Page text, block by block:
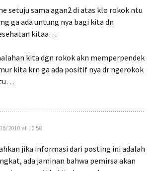
setuju sama agan2 di atas klo rokok ntu
ga ada untung nya bagi kita dn
kitaa…
kita dgn rokok akn memperpendek
kita krn ga ada positif nya dr ngerokok
2010 at 10:58
jika informasi dari posting ini adalah
ada jaminan bahwa pemirsa akan